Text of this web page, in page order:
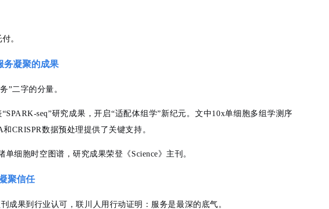
。
务凝聚的成果
”二字的分量。
seq”研究成果，开启“适配体组学”新纪元。文中10x单细胞多组学测序
CRISPR数据预处理提供了关键支持。
细胞时空图谱，研究成果荣登《Science》主刊。
聚信任
成果到行业认可，联川人用行动证明：服务是最深的底气。